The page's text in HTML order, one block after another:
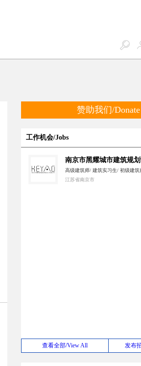
赞助我们/Donate
工作机会/Jobs
南京市黑耀城市建筑规
高级建筑师/ 建筑实习生/ 初级建筑
江苏省南京市
查看全部/View All 发布